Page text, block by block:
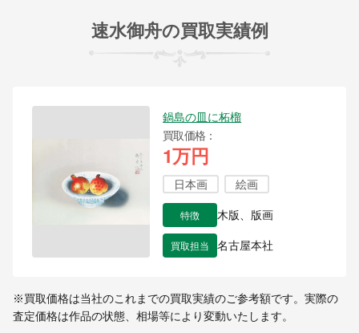
速水御舟の買取実績例
鍋島の皿に柘榴
買取価格
1万円
日本画 絵画
特徴 木版、版画
買取担当 名古屋本社
※買取価格は当社のこれまでの買取実績のご参考額です。実際の
査定価格は作品の状態、相場等により変動いたします。